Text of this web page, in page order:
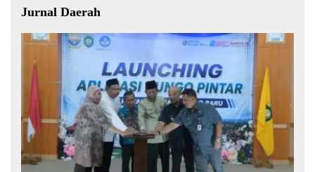
Jurnal Daerah